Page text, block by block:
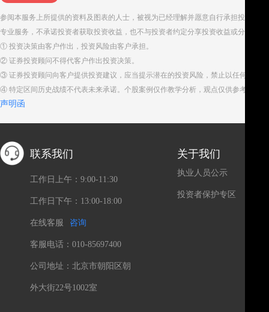
参阅本服务上所提供的资料及图表的人士，被视为已经理解并愿意自行承担投资服
专业服务，不承诺投资者获取投资收益，也不与投资者约定分享投资收益或分担投
① 投资决策由客户作出，投资风险由客户承担。
② 证券投资顾问不得代客户作出投资决策。
③ 证券投资顾问向客户提供投资建议，应当提示潜在的投资风险，禁止以任何方式
④ 特定区间历史战绩不代表未来承诺。个股案例仅作教学分析，观点仅供参考。股
声明函
联系我们
工作日上午：9:00-11:30
工作日下午：13:00-18:00
在线客服 咨询
客服电话：010-85697400
公司地址：北京市朝阳区朝
外大街22号1002室
关于我们
执业人员公示
投资者保护专区